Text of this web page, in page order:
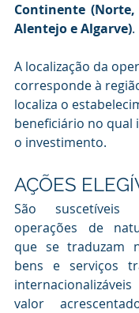
Continente
Alentejo e Algarve).
A localização da
corresponde à
localiza o
beneficiário no qual
o investimento.
AÇÕES
São
operações de
que se traduzam
bens e serviços
valor